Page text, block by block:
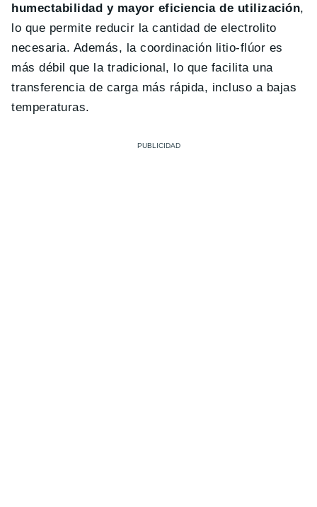
humectabilidad y mayor eficiencia de utilización,
lo que permite reducir la cantidad de electrolito
necesaria. Además, la coordinación litio-flúor es
más débil que la tradicional, lo que facilita una
transferencia de carga más rápida, incluso a bajas
temperaturas.